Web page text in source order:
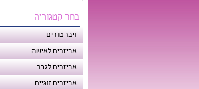
בחר קטגוריה
ויברטורים
אביזרים לאישה
אביזרים לגבר
אביזרים זוגיים